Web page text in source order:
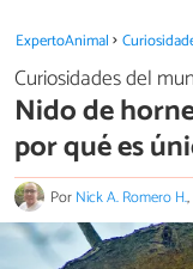
ExpertoAnimal
Curiosidades del
Nido de
por qué es
PorNick A. Romero H.